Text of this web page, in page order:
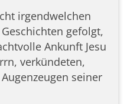
irgendwelchen
gefolgt,
Ankunft Jesu
verkündeten,
seiner